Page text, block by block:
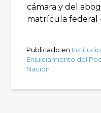
cámara y del
matrícula federal
Publicado en
Enjuiciamiento del
Nación